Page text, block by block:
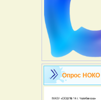
Опрос НОКО